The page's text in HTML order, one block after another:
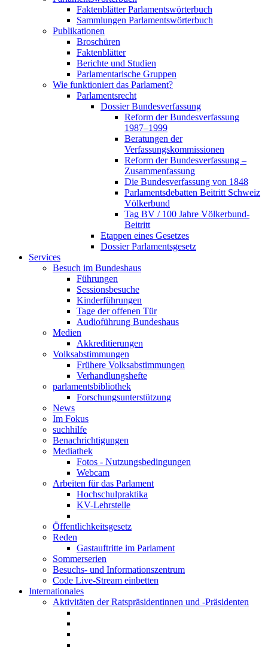
Faktenblätter Parlamentswörterbuch
Sammlungen Parlamentswörterbuch
Publikationen
Broschüren
Faktenblätter
Berichte und Studien
Parlamentarische Gruppen
Wie funktioniert das Parlament?
Parlamentsrecht
Dossier Bundesverfassung
Reform der Bundesverfassung
1987–1999
Beratungen der
Verfassungskommissionen
Reform der Bundesverfassung –
Zusammenfassung
Die Bundesverfassung von 1848
Parlamentsdebatten Beitritt Schweiz
Völkerbund
Tag BV / 100 Jahre Völkerbund-
Beitritt
Etappen eines Gesetzes
Dossier Parlamentsgesetz
Services
Besuch im Bundeshaus
Führungen
Sessionsbesuche
Kinderführungen
Tage der offenen Tür
Audioführung Bundeshaus
Medien
Akkreditierungen
Volksabstimmungen
Frühere Volksabstimmungen
Verhandlungshefte
parlamentsbibliothek
Forschungsunterstützung
News
Im Fokus
suchhilfe
Benachrichtigungen
Mediathek
Fotos - Nutzungsbedingungen
Webcam
Arbeiten für das Parlament
Hochschulpraktika
KV-Lehrstelle
Öffentlichkeitsgesetz
Reden
Gastauftritte im Parlament
Sommerserien
Besuchs- und Informationszentrum
Code Live-Stream einbetten
Internationales
Aktivitäten der Ratspräsidentinnen und -Präsidenten